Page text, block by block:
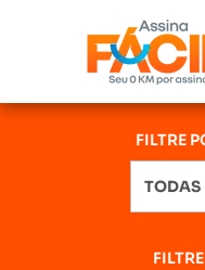
FILTRE
TODAS